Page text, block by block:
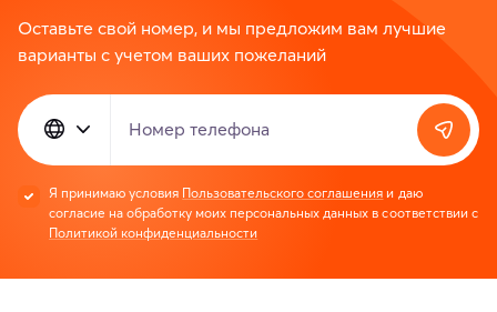
Оставьте свой номер, и мы предложим вам лучшие
варианты с учетом ваших пожеланий
Номер телефона
Я принимаю условия Пользовательского соглашения и даю
согласие на обработку моих персональных данных в соответствии с
Политикой конфиденциальности